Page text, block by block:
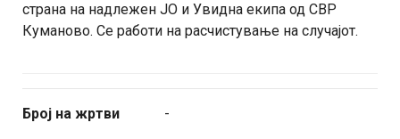
страна на надлежен ЈО и Увидна екипа од СВР
Куманово. Се работи на расчистување на случајот.
Број на жртви -